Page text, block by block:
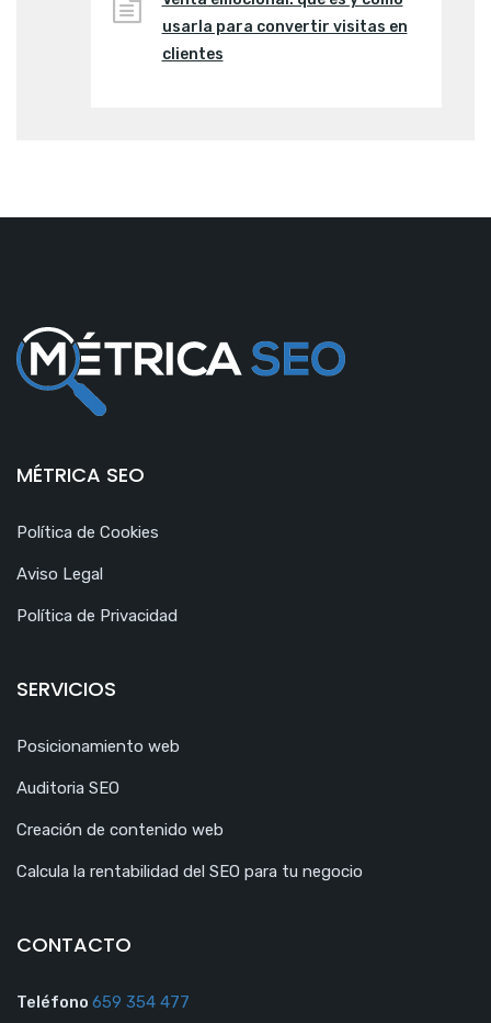
usarla para convertir visitas en
clientes
MÉTRICA SEO
Política de Cookies
Aviso Legal
Política de Privacidad
SERVICIOS
Posicionamiento web
Auditoria SEO
Creación de contenido web
Calcula la rentabilidad del SEO para tu negocio
CONTACTO
Teléfono 659 354 477